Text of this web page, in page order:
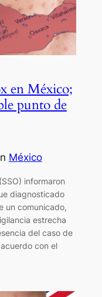
en México;
punto de
México
informaron
diagnosticado
un comunicado,
estrecha
del caso de
con el